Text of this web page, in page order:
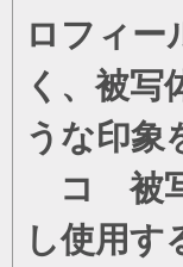
ロフィー
く、被写
うな印象
コ 被写
し使用す